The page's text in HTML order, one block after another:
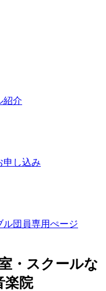
紹介
申し込み
・スクールな
楽院